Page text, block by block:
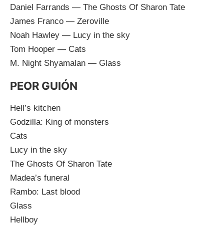
Daniel Farrands — The Ghosts Of Sharon Tate
James Franco — Zeroville
Noah Hawley — Lucy in the sky
Tom Hooper — Cats
M. Night Shyamalan — Glass
PEOR GUIÓN
Hell’s kitchen
Godzilla: King of monsters
Cats
Lucy in the sky
The Ghosts Of Sharon Tate
Madea’s funeral
Rambo: Last blood
Glass
Hellboy